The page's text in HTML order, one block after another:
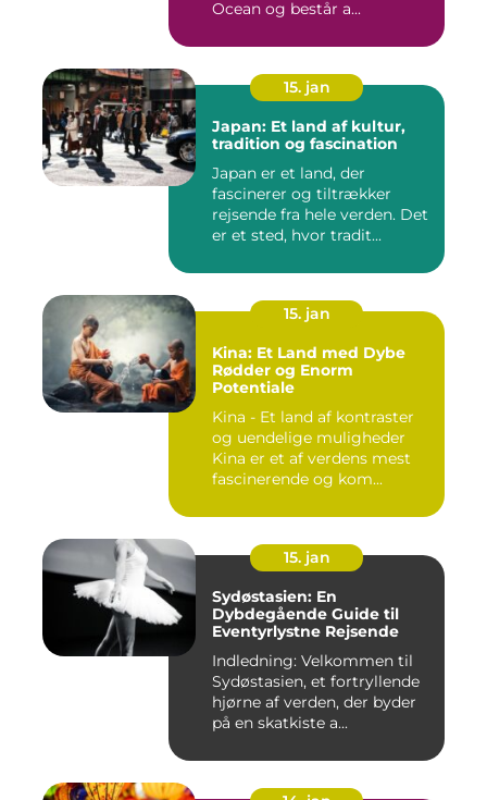
Ocean og består a...
15. jan
Japan: Et land af kultur,
tradition og fascination
Japan er et land, der
fascinerer og tiltrækker
rejsende fra hele verden. Det
er et sted, hvor tradit...
15. jan
Kina: Et Land med Dybe
Rødder og Enorm
Potentiale
Kina - Et land af kontraster
og uendelige muligheder
Kina er et af verdens mest
fascinerende og kom...
15. jan
Sydøstasien: En
Dybdegående Guide til
Eventyrlystne Rejsende
Indledning: Velkommen til
Sydøstasien, et fortryllende
hjørne af verden, der byder
på en skatkiste a...